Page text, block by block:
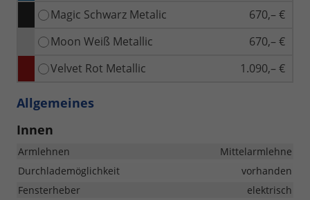
Magic Schwarz Metalic
670,– €
Moon Weiß Metallic
670,– €
Velvet Rot Metallic
1.090,– €
Allgemeines
Innen
Armlehnen
Mittelarmlehne
Durchlademöglichkeit
vorhanden
Fensterheber
elektrisch